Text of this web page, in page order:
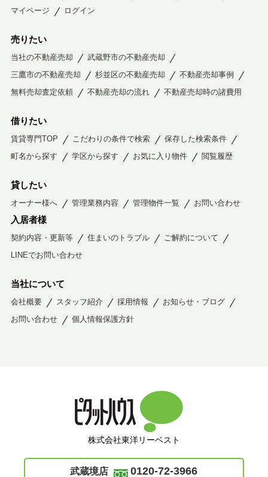
マイページ
ログイン
売りたい
当社の不動産売却
武蔵野市の不動産売却
三鷹市の不動産売却
杉並区の不動産売却
不動産売却事例
無料売却査定依頼
不動産売却の流れ 不動産売却時の諸費用
借りたい
賃貸専門TOP こだわりの条件で検索
保存した検索条件
町名から探す
学区から探す お気に入り物件 閲覧履歴
貸したい
オーナー様へ 管理業務内容 管理物件一覧 お問い合わせ
入居者様
契約内容・更新等 住まいのトラブル
ご解約について
LINEでお問い合わせ
当社について
会社概要 スタッフ紹介 採用情報
お知らせ・ブログ
お問い合わせ
個人情報保護方針
株式会社東洋リーベスト
武蔵境店 0120-72-3966